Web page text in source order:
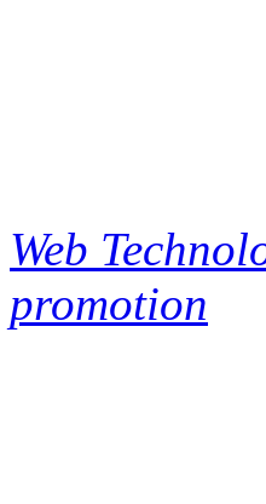
Web
promotion